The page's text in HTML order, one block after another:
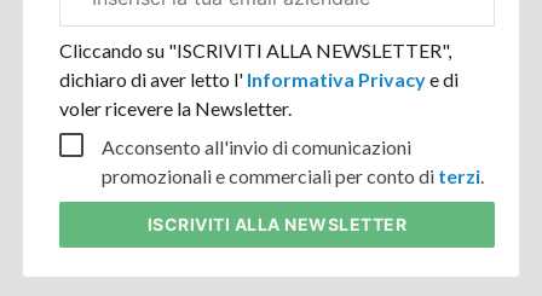
aziendale
Cliccando su "ISCRIVITI ALLA NEWSLETTER",
dichiaro di aver letto l' Informativa Privacye di
voler ricevere la Newsletter.
Acconsento all'invio di comunicazioni
promozionali e commerciali per conto di terzi.
ISCRIVITI ALLA NEWSLETTER